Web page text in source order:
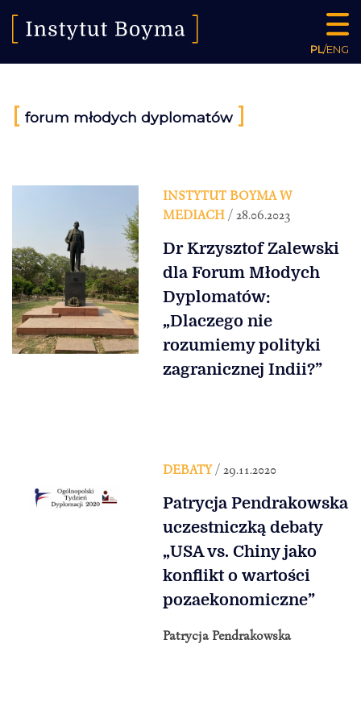
PL/ENG
[ forum młodych dyplomatów]
INSTYTUT BOYMA W
MEDIACH/ 28.06.2023
Dr Krzysztof Zalewski
dla Forum Młodych
Dyplomatów:
„Dlaczego nie
rozumiemy polityki
zagranicznej Indii?”
DEBATY/ 29.11.2020
Patrycja Pendrakowska
uczestniczką debaty
„USA vs. Chiny jako
konflikt o wartości
pozaekonomiczne”
Patrycja Pendrakowska